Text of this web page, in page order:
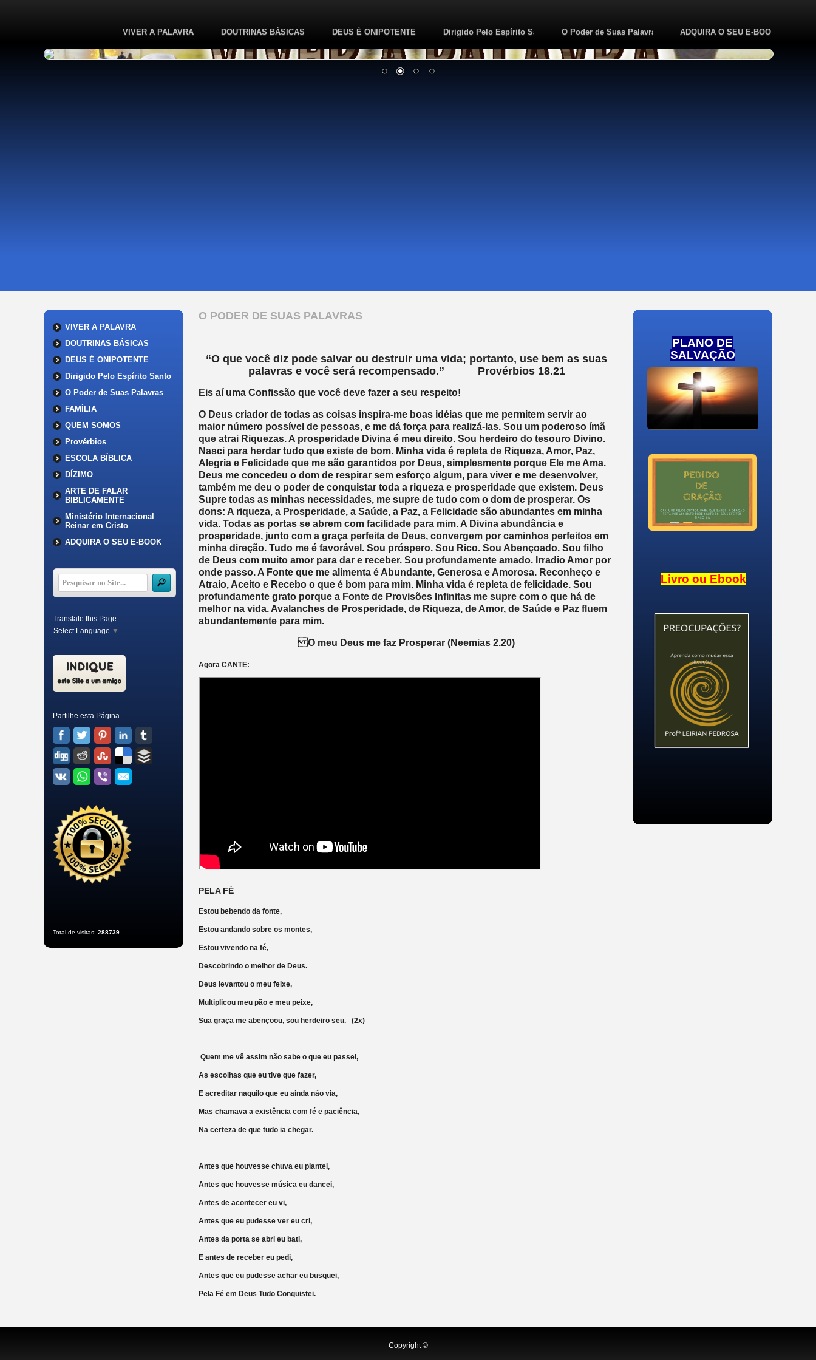
VIVER A PALAVRA DOUTRINAS BÁSICAS DEUS É ONIPOTENTE Dirigido Pelo Espírito Santo O Poder de Suas Palavras ADQUIRA O SEU E-BOOK
VIVER A PALAVRA
DOUTRINAS BÁSICAS
DEUS É ONIPOTENTE
Dirigido Pelo Espírito Santo
O Poder de Suas Palavras
FAMÍLIA
QUEM SOMOS
Provérbios
ESCOLA BÍBLICA
DÍZIMO
ARTE DE FALAR
BIBLICAMENTE
Ministério Internacional
Reinar em Cristo
ADQUIRA O SEU E-BOOK
Translate this Page
Select Language ▼
Partilhe esta Página
Total de visitas: 288739
O PODER DE SUAS PALAVRAS
“O que você diz pode salvar ou destruir uma vida; portanto, use bem as suas
palavras e você será recompensado.” Provérbios 18.21
Eis aí uma Confissão que você deve fazer a seu respeito!
O Deus criador de todas as coisas inspira-me boas idéias que me permitem servir ao
maior número possível de pessoas, e me dá força para realizá-las. Sou um poderoso ímã
que atrai Riquezas. A prosperidade Divina é meu direito. Sou herdeiro do tesouro Divino.
Nasci para herdar tudo que existe de bom. Minha vida é repleta de Riqueza, Amor, Paz,
Alegria e Felicidade que me são garantidos por Deus, simplesmente porque Ele me Ama.
Deus me concedeu o dom de respirar sem esforço algum, para viver e me desenvolver,
também me deu o poder de conquistar toda a riqueza e prosperidade que existem. Deus
Supre todas as minhas necessidades, me supre de tudo com o dom de prosperar. Os
dons: A riqueza, a Prosperidade, a Saúde, a Paz, a Felicidade são abundantes em minha
vida. Todas as portas se abrem com facilidade para mim. A Divina abundância e
prosperidade, junto com a graça perfeita de Deus, convergem por caminhos perfeitos em
minha direção. Tudo me é favorável. Sou próspero. Sou Rico. Sou Abençoado. Sou filho
de Deus com muito amor para dar e receber. Sou profundamente amado. Irradio Amor por
onde passo. A Fonte que me alimenta é Abundante, Generosa e Amorosa. Reconheço e
Atraio, Aceito e Recebo o que é bom para mim. Minha vida é repleta de felicidade. Sou
profundamente grato porque a Fonte de Provisões Infinitas me supre com o que há de
melhor na vida. Avalanches de Prosperidade, de Riqueza, de Amor, de Saúde e Paz fluem
abundantemente para mim.
O meu Deus me faz Prosperar (Neemias 2.20)
Agora CANTE:
PELA FÉ
Estou bebendo da fonte,
Estou andando sobre os montes,
Estou vivendo na fé,
Descobrindo o melhor de Deus.
Deus levantou o meu feixe,
Multiplicou meu pão e meu peixe,
Sua graça me abençoou, sou herdeiro seu. (2x)
Quem me vê assim não sabe o que eu passei,
As escolhas que eu tive que fazer,
E acreditar naquilo que eu ainda não via,
Mas chamava a existência com fé e paciência,
Na certeza de que tudo ia chegar.
Antes que houvesse chuva eu plantei,
Antes que houvesse música eu dancei,
Antes de acontecer eu vi,
Antes que eu pudesse ver eu cri,
Antes da porta se abri eu bati,
E antes de receber eu pedi,
Antes que eu pudesse achar eu busquei,
Pela Fé em Deus Tudo Conquistei.
PLANO DE
SALVAÇÃO
Livro ou Ebook
Copyright ©